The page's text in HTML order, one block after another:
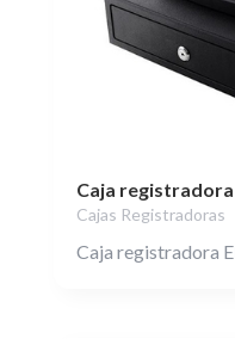
Caja registradora
Cajas Registradoras
Caja registradora